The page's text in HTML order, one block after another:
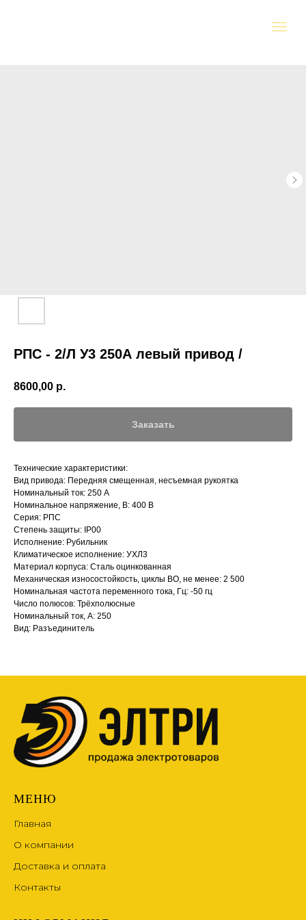
РПС - 2/Л У3 250А левый привод /
8600,00 р.
Заказать
Технические характеристики:
Вид привода: Передняя смещенная, несъемная рукоятка
Номинальный ток: 250 А
Номинальное напряжение, В: 400 В
Серия: РПС
Степень защиты: IP00
Исполнение: Рубильник
Климатическое исполнение: УХЛ3
Материал корпуса: Сталь оцинкованная
Механическая износостойкость, циклы ВО, не менее: 2 500
Номинальная частота переменного тока, Гц: -50 гц
Число полюсов: Трёхполюсные
Номинальный ток, А: 250
Вид: Разъединитель
МЕНЮ
Главная
О компании
Доставка и оплата
Контакты